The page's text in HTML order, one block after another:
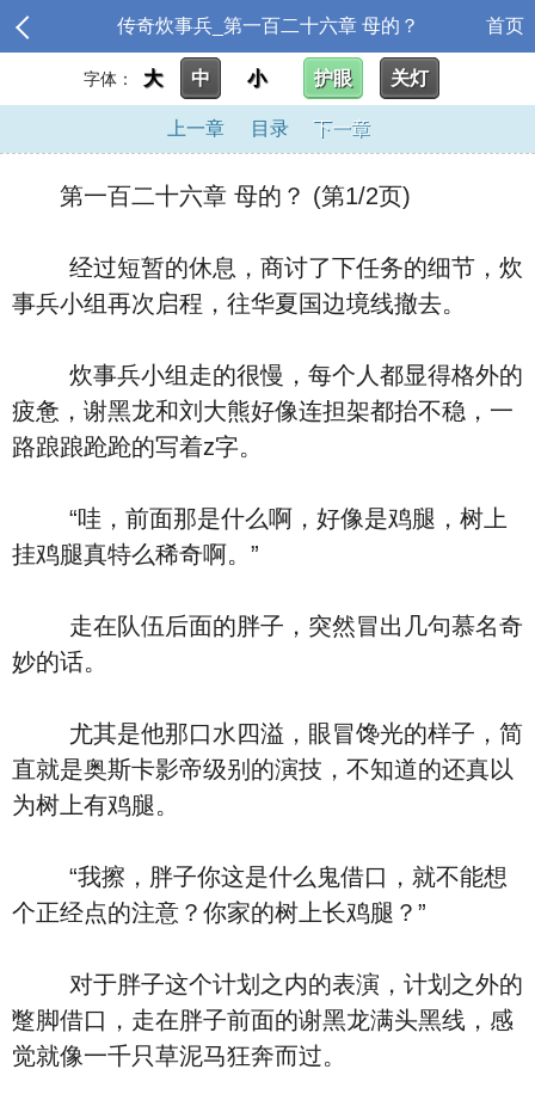
传奇炊事兵_第一百二十六章 母的？ 首页
字体： 大 中 小 护眼 关灯
上一章 目录 下一章
第一百二十六章 母的？ (第1/2页)
经过短暂的休息，商讨了下任务的细节，炊
事兵小组再次启程，往华夏国边境线撤去。
炊事兵小组走的很慢，每个人都显得格外的
疲惫，谢黑龙和刘大熊好像连担架都抬不稳，一
路踉踉跄跄的写着z字。
“哇，前面那是什么啊，好像是鸡腿，树上
挂鸡腿真特么稀奇啊。”
走在队伍后面的胖子，突然冒出几句慕名奇
妙的话。
尤其是他那口水四溢，眼冒馋光的样子，简
直就是奥斯卡影帝级别的演技，不知道的还真以
为树上有鸡腿。
“我擦，胖子你这是什么鬼借口，就不能想
个正经点的注意？你家的树上长鸡腿？”
对于胖子这个计划之内的表演，计划之外的
蹩脚借口，走在胖子前面的谢黑龙满头黑线，感
觉就像一千只草泥马狂奔而过。